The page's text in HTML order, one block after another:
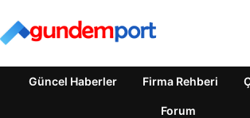
Güncel Haberler Firma Rehberi
Forum